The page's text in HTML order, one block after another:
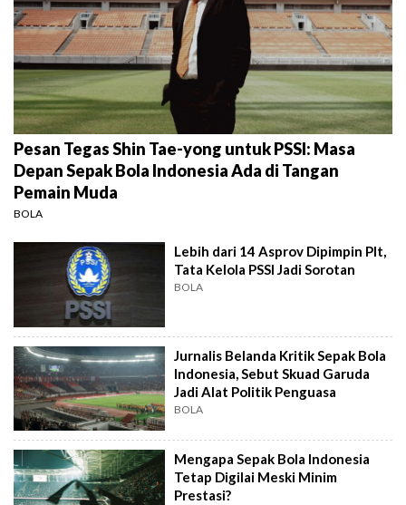
Pesan Tegas Shin Tae-yong untuk PSSI: Masa
Depan Sepak Bola Indonesia Ada di Tangan
Pemain Muda
BOLA
Lebih dari 14 Asprov Dipimpin Plt,
Tata Kelola PSSI Jadi Sorotan
BOLA
Jurnalis Belanda Kritik Sepak Bola
Indonesia, Sebut Skuad Garuda
Jadi Alat Politik Penguasa
BOLA
Mengapa Sepak Bola Indonesia
Tetap Digilai Meski Minim
Prestasi?